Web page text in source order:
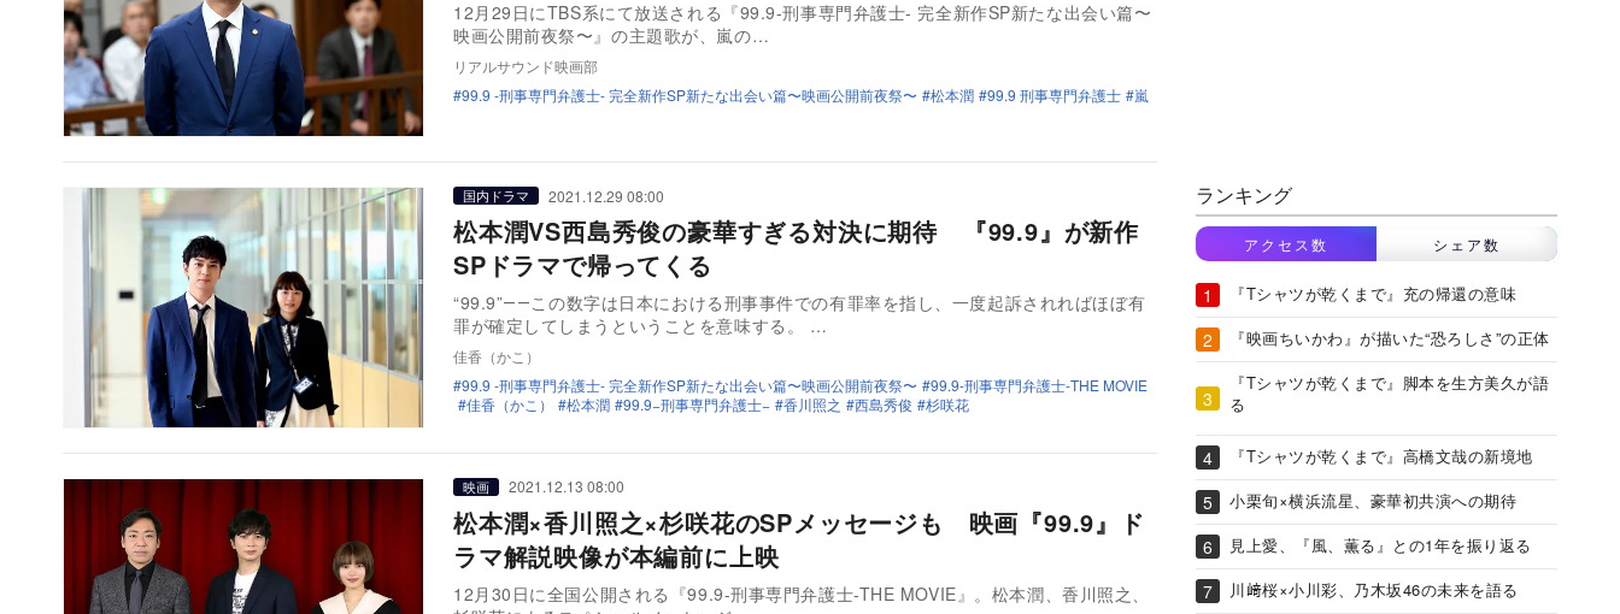
12月29日にTBS系にて放送される『99.9-刑事専門弁護士- 完全新作SP新たな出会い篇〜
映画公開前夜祭〜』の主題歌が、嵐の…
リアルサウンド映画部
99.9 -刑事専門弁護士- 完全新作SP新たな出会い篇〜映画公開前夜祭〜
松本潤 99.9 刑事専門弁護士 嵐
国内ドラマ 2021.12.29 08:00
松本潤VS西島秀俊の豪華すぎる対決に期待 『99.9』が新作
SPドラマで帰ってくる
“99.9”――この数字は日本における刑事事件での有罪率を指し、一度起訴されればほぼ有
罪が確定してしまうということを意味する。 …
佳香（かこ）
99.9 -刑事専門弁護士- 完全新作SP新たな出会い篇〜映画公開前夜祭〜
99.9-刑事専門弁護士-THE MOVIE
佳香（かこ）
松本潤 99.9−刑事専門弁護士− 香川照之 西島秀俊 杉咲花
映画 2021.12.13 08:00
松本潤×香川照之×杉咲花のSPメッセージも 映画『99.9』ド
ラマ解説映像が本編前に上映
12月30日に全国公開される『99.9-刑事専門弁護士-THE MOVIE』。松本潤、香川照之、
ランキング
アクセス数 シェア数
『Tシャツが乾くまで』充の帰還の意味
『映画ちいかわ』が描いた“恐ろしさ”の正体
『Tシャツが乾くまで』脚本を生方美久が語
る
『Tシャツが乾くまで』高橋文哉の新境地
小栗旬×横浜流星、豪華初共演への期待
見上愛、『風、薫る』との1年を振り返る
川﨑桜×小川彩、乃木坂46の未来を語る